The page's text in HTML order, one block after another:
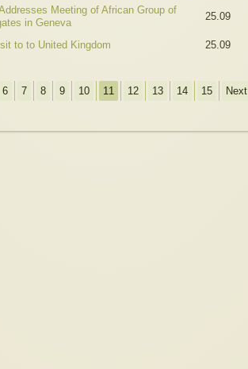
Meeting of African Group of
in Geneva
25.09
to to United Kingdom 25.09
6 7 8 9 10 11 12 13 14 15
Next